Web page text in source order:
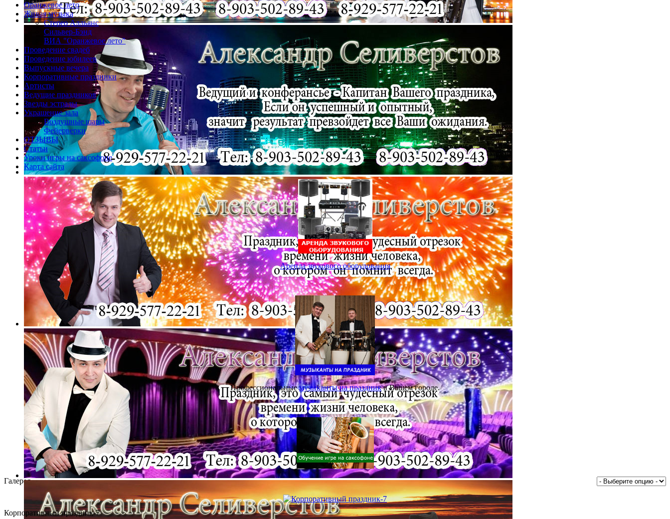
Оранжевое лето
Живая музыка
Стерео Алльянс
Сильвер-Бэнд
ВИА "Оранжевое лето"
Проведение свадеб
Проведение юбилеев
Выпускные вечера
Корпоративные праздники
Артисты
Ведущие праздников
Звезды эстрады
Украшение зала
Воздушные шары
Фейерверки
ОТЗЫВЫ
Статьи
Уроки игры на саксофоне
Карта сайта
Аренда звукового оборудования
Профессиональныемузыканты на праздникв Вашем городе.
Галерея
Корпоративный праздник-7